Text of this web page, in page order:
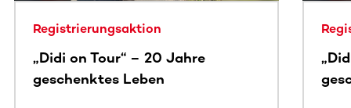
Registrierungsaktion
„Didi on Tour“ – 20 Jahre
geschenktes Leben